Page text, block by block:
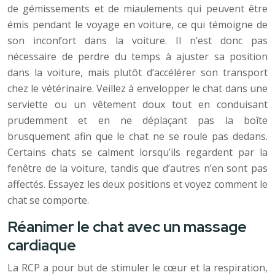
de gémissements et de miaulements qui peuvent être
émis pendant le voyage en voiture, ce qui témoigne de
son inconfort dans la voiture. Il n’est donc pas
nécessaire de perdre du temps à ajuster sa position
dans la voiture, mais plutôt d’accélérer son transport
chez le vétérinaire. Veillez à envelopper le chat dans une
serviette ou un vêtement doux tout en conduisant
prudemment et en ne déplaçant pas la boîte
brusquement afin que le chat ne se roule pas dedans.
Certains chats se calment lorsqu’ils regardent par la
fenêtre de la voiture, tandis que d’autres n’en sont pas
affectés. Essayez les deux positions et voyez comment le
chat se comporte.
Réanimer le chat avec un massage
cardiaque
La RCP a pour but de stimuler le cœur et la respiration,